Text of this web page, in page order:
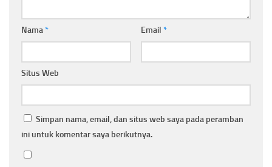
Nama* Email *
Situs Web
Simpan nama, email, dan situs web saya pada peramban
ini untuk komentar saya berikutnya.